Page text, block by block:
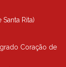
Rita)
Coração de